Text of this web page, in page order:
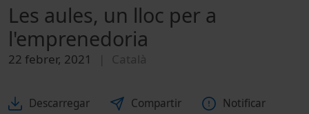
Les aules, un lloc per a
l'emprenedoria
22 febrer, 2021 Català
Descarregar Compartir Notificar